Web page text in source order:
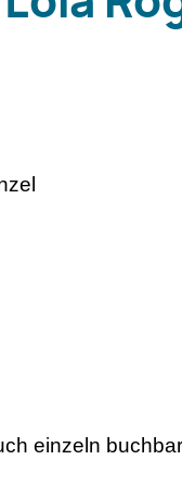
einzeln